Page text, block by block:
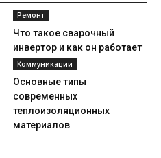
Ремонт
Что такое сварочный
инвертор и как он работает
Коммуникации
Основные типы
современных
теплоизоляционных
материалов